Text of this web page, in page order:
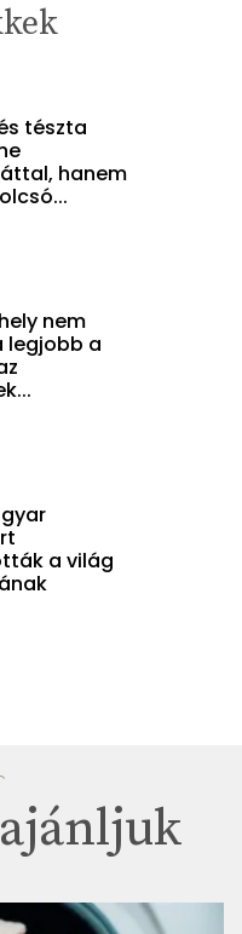
tészta
hanem
nem
legjobb a
a világ